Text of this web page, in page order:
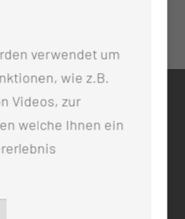
ct.de
verwendet um
wie z.B.
Videos, zur
welche Ihnen ein